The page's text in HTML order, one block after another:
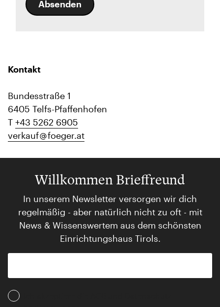
Absenden
Kontakt
Bundesstraße 1
6405 Telfs-Pfaffenhofen
T +43 5262 6905
verkauf
foeger.at
Willkommen Brieffreund
In unserem Newsletter versorgen wir dich
regelmäßig - aber natürlich nicht zu oft - mit
News & Wissenswertem aus dem schönsten
Einrichtungshaus Tirols.